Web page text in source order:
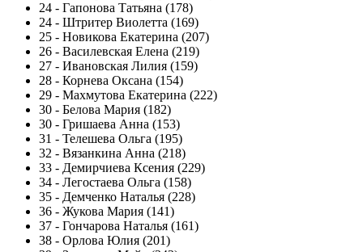
24 - Гапонова Татьяна (178)
24 - Штритер Виолетта (169)
25 - Новикова Екатерина (207)
26 - Василевская Елена (219)
27 - Ивановская Лилия (159)
28 - Корнева Оксана (154)
29 - Махмутова Екатерина (222)
30 - Белова Мария (182)
30 - Гришаева Анна (153)
31 - Телешева Ольга (195)
32 - Вязанкина Анна (218)
33 - Демирчиева Ксения (229)
34 - Легостаева Ольга (158)
35 - Демченко Наталья (228)
36 - Жукова Мария (141)
37 - Гончарова Наталья (161)
38 - Орлова Юлия (201)